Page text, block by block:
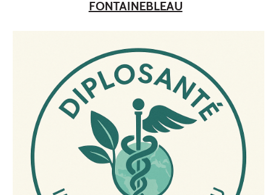
FONTAINEBLEAU